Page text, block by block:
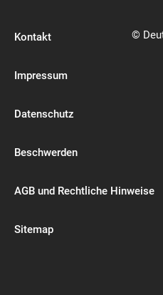
Kontakt
Impressum
Datenschutz
Beschwerden
AGB und Rechtliche Hinweise
Sitemap
©